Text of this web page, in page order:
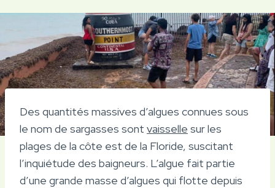
Des quantités massives d’algues connues sous
le nom de sargasses sont vaisselle sur les
plages de la côte est de la Floride, suscitant
l’inquiétude des baigneurs. L’algue fait partie
d’une grande masse d’algues qui flotte depuis